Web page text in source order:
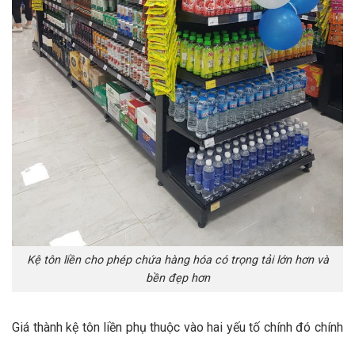
Kệ tôn liền cho phép chứa hàng hóa có trọng tải lớn hơn và
bền đẹp hơn
Giá thành kệ tôn liền phụ thuộc vào hai yếu tố chính đó chính